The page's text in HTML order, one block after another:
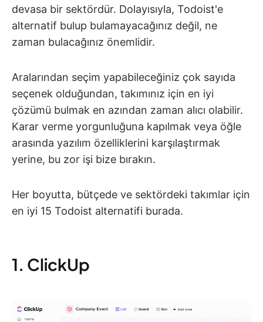
devasa bir sektördür. Dolayısıyla, Todoist'e
alternatif bulup bulamayacağınız değil, ne
zaman bulacağınız önemlidir.
Aralarından seçim yapabileceğiniz çok sayıda
seçenek olduğundan, takımınız için en iyi
çözümü bulmak en azından zaman alıcı olabilir.
Karar verme yorgunluğuna kapılmak veya öğle
arasında yazılım özelliklerini karşılaştırmak
yerine, bu zor işi bize bırakın.
Her boyutta, bütçede ve sektördeki takımlar için
en iyi 15 Todoist alternatifi burada.
1. ClickUp